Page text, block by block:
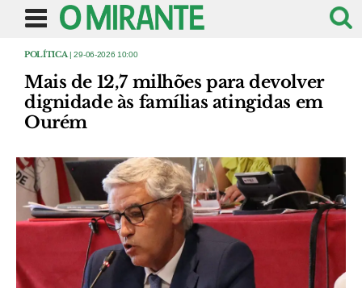
POLÍTICA | 29-06-2026 10:00
Mais de 12,7 milhões para devolver
dignidade às famílias atingidas em
Ourém